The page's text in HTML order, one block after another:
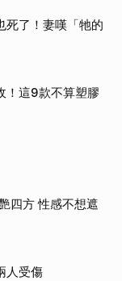
了！妻嘆「牠的
！這9款不算塑膠
四方 性感不想遮
人受傷